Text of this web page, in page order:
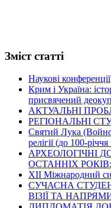
Зміст статті
Наукові конференції
Крим і Україна:
присвячений
АКТУАЛЬНІ
РЕГІОНАЛЬНІ
Святий Лука
релігії (до 100-
АРХЕОЛОГІЧНІ
ОСТАННІХ
ХІІ Міжнародний
СУЧАСНА
ВІЗІЇ ТА